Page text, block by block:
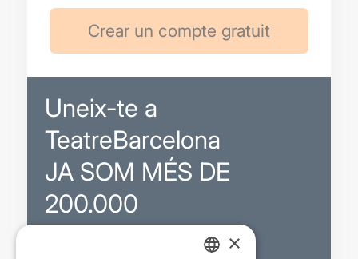
Uneix-te a
TeatreBarcelona
JA SOM MÉS DE
200.000
×